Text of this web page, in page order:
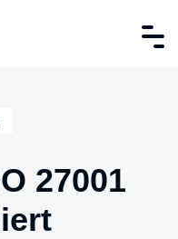
27001